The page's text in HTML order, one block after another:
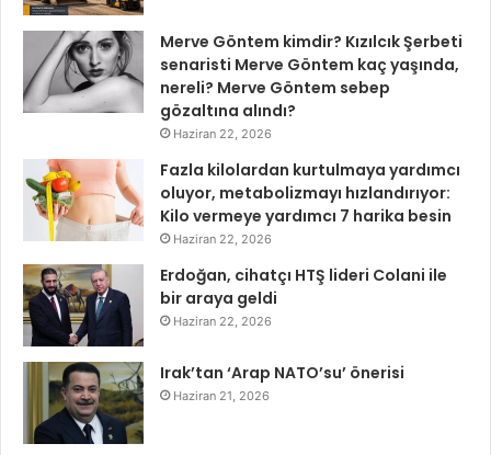
Merve Göntem kimdir? Kızılcık Şerbeti
senaristi Merve Göntem kaç yaşında,
nereli? Merve Göntem sebep
gözaltına alındı?
Haziran 22, 2026
Fazla kilolardan kurtulmaya yardımcı
oluyor, metabolizmayı hızlandırıyor:
Kilo vermeye yardımcı 7 harika besin
Haziran 22, 2026
Erdoğan, cihatçı HTŞ lideri Colani ile
bir araya geldi
Haziran 22, 2026
Irak’tan ‘Arap NATO’su’ önerisi
Haziran 21, 2026